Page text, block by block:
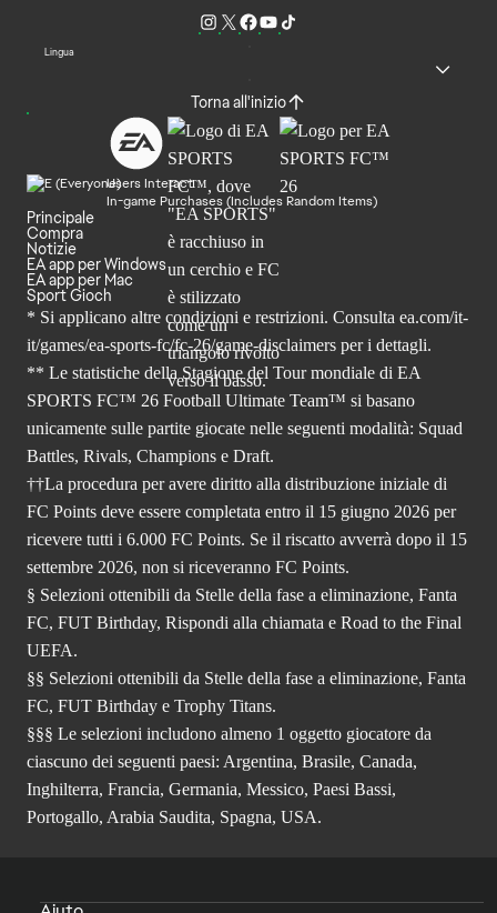
Lingua
Torna all'inizio
Users Interact
In-game Purchases (Includes Random Items)
Principale
Compra
Notizie
EA app per Windows
EA app per Mac
Sport Gioch
* Si applicano altre condizioni e restrizioni. Consulta ea.com/it-
it/games/ea-sports-fc/fc-26/game-disclaimers per i dettagli.
** Le statistiche della Stagione del Tour mondiale di EA
SPORTS FC™ 26 Football Ultimate Team™ si basano
unicamente sulle partite giocate nelle seguenti modalità: Squad
Battles, Rivals, Champions e Draft.
††La procedura per avere diritto alla distribuzione iniziale di
FC Points deve essere completata entro il 15 giugno 2026 per
ricevere tutti i 6.000 FC Points. Se il riscatto avverrà dopo il 15
settembre 2026, non si riceveranno FC Points.
§ Selezioni ottenibili da Stelle della fase a eliminazione, Fanta
FC, FUT Birthday, Rispondi alla chiamata e Road to the Final
UEFA.
§§ Selezioni ottenibili da Stelle della fase a eliminazione, Fanta
FC, FUT Birthday e Trophy Titans.
§§§ Le selezioni includono almeno 1 oggetto giocatore da
ciascuno dei seguenti paesi: Argentina, Brasile, Canada,
Inghilterra, Francia, Germania, Messico, Paesi Bassi,
Portogallo, Arabia Saudita, Spagna, USA.